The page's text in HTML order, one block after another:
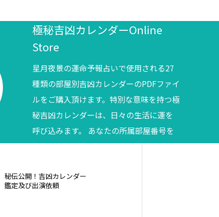
極秘吉凶カレンダーOnline
Store
星月夜景の運命予報占いで使用される27
種類の部屋別吉凶カレンダーのPDFファイ
ルをご購入頂けます。特別な意味を持つ極
秘吉凶カレンダーは、日々の生活に運を
呼び込みます。 あなたの所属部屋番号を
調べてからご購入ください。
秘伝公開！吉凶カレンダー
鑑定及び出演依頼